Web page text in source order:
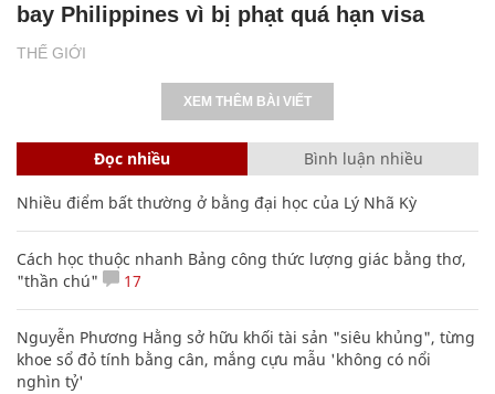
THẾ GIỚI
bay Philippines vì bị phạt quá hạn visa
XEM THÊM BÀI VIẾT
Đọc nhiều Bình luận nhiều
Nhiều điểm bất thường ở bằng đại học của Lý Nhã Kỳ
Cách học thuộc nhanh Bảng công thức lượng giác bằng thơ,
"thần chú"
17
Nguyễn Phương Hằng sở hữu khối tài sản "siêu khủng", từng
khoe sổ đỏ tính bằng cân, mắng cựu mẫu 'không có nổi
nghìn tỷ'